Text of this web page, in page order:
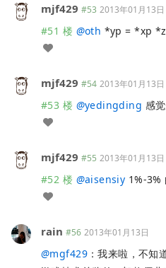
mjf429 #53 2013年01月13日
#51 楼 @oth *yp = *xp
mjf429 #54 2013年01月13日
#53 楼 @yedingding 感
mjf429 #55 2013年01月13日
#52 楼 @aisensiy 1%-3%
rain #56 2013年01月13日
@mgf429：我来啦，不知